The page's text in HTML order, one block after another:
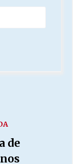
de